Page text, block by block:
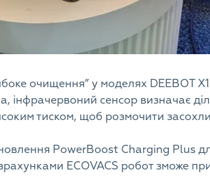
очищення” у моделях DEEBOT
сенсор визначає
тиском, щоб розмочити
PowerBoost Charging Plus
ECOVACS робот зможе